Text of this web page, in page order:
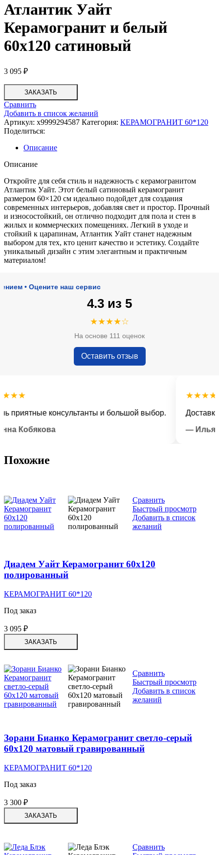
Атлантик Уайт
Керамогранит и белый
60х120 сатиновый
3 095 ₽
ЗАКАЗАТЬ
Сравнить
Добавить в список желаний
Артикул: х9999294587 Категория: КЕРАМОГРАНИТ 60*120
Поделиться:
Описание
Описание
Откройте для себя стиль и надежность с керамогранитом
Атлантик Уайт. Этот белый сатиновый керамогранит
размером 60×120 см идеально подойдет для создания
современных интерьеров, добавляя свет и простор. Прочный
и износостойкий, он отлично подходит для пола и стен в
жилых и коммерческих помещениях. Легкий в уходе и
стойкий к царапинам, Атлантик Уайт станет надежным
выбором для тех, кто ценит качество и эстетику. Создайте
уникальный дизайн с этим элегантным и практичным
материалом!
Оцените наш сервис
4.3 из 5
★★★★☆
На основе 111 оценок
Оставить отзыв
консультанты и большой выбор.
★★★★★
Доставка
— Илья
Похожие
Сравнить
Быстрый просмотр
Добавить в список
желаний
Диадем Уайт Керамогранит 60х120
полированный
КЕРАМОГРАНИТ 60*120
Под заказ
3 095 ₽
ЗАКАЗАТЬ
Сравнить
Быстрый просмотр
Добавить в список
желаний
Зорани Бианко Керамогранит светло-серый
60х120 матовый гравированный
КЕРАМОГРАНИТ 60*120
Под заказ
3 300 ₽
ЗАКАЗАТЬ
Сравнить